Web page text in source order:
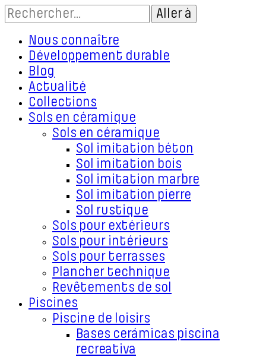
Nous connaître
Développement durable
Blog
Actualité
Collections
Sols en céramique
Sols en céramique
Sol imitation béton
Sol imitation bois
Sol imitation marbre
Sol imitation pierre
Sol rustique
Sols pour extérieurs
Sols pour intérieurs
Sols pour terrasses
Plancher technique
Revêtements de sol
Piscines
Piscine de loisirs
Bases cerámicas piscina
recreativa